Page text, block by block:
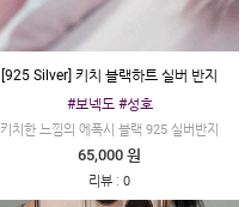
[925 Silver] 키치 블랙하트 실버 반지
#보넥도 #성호
키치한 느낌의 에폭시 블랙 925 실버반지
65,000 원
리뷰 :0